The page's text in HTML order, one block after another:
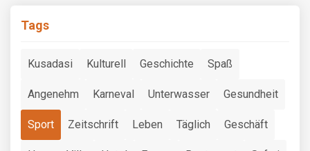
Tags
Kusadasi Kulturell Geschichte Spaß
Angenehm Karneval Unterwasser Gesundheit
Sport Zeitschrift Leben Täglich Geschäft